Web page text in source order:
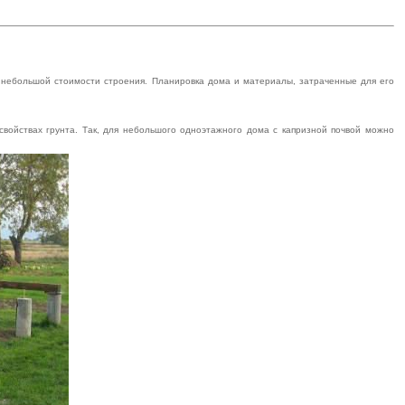
стоимости строения. Планировка дома и материалы, затраченные для его
грунта. Так, для небольшого одноэтажного дома с капризной почвой можно